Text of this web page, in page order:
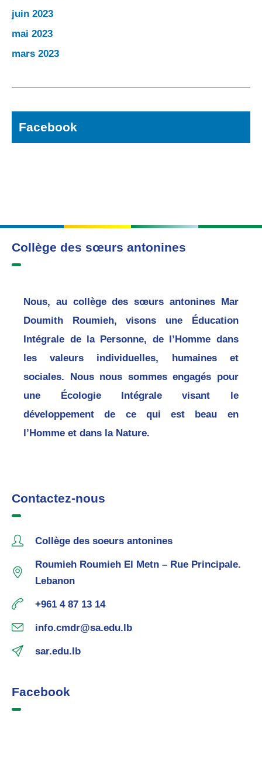
juin 2023
mai 2023
mars 2023
Facebook
Collège des sœurs antonines
Nous, au collège des sœurs antonines Mar
Doumith Roumieh, visons une Éducation
Intégrale de la Personne, de l’Homme dans
les valeurs individuelles, humaines et
sociales. Nous nous sommes engagés pour
une Écologie Intégrale visant le
développement de ce qui est beau en
l’Homme et dans la Nature.
Contactez-nous
Collège des soeurs antonines
Roumieh Roumieh El Metn – Rue Principale.
Lebanon
+961 4 87 13 14
info.cmdr@sa.edu.lb
sar.edu.lb
Facebook